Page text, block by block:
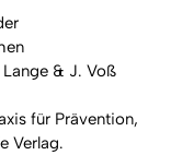
& J. Voß
für Prävention,
Verlag.